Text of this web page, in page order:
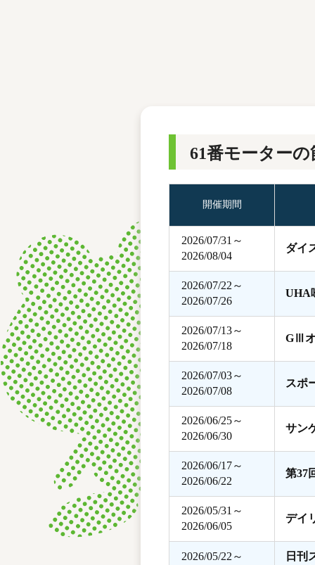
ボートデータ
61番モーターの
開催期間
2026/07/31～
2026/08/04
ダイ
2026/07/22～
2026/07/26
UHA
2026/07/13～
2026/07/18
GⅢオ
2026/07/03～
2026/07/08
スポ
2026/06/25～
2026/06/30
サン
2026/06/17～
2026/06/22
第37
2026/05/31～
2026/06/05
デイ
2026/05/22～
日刊